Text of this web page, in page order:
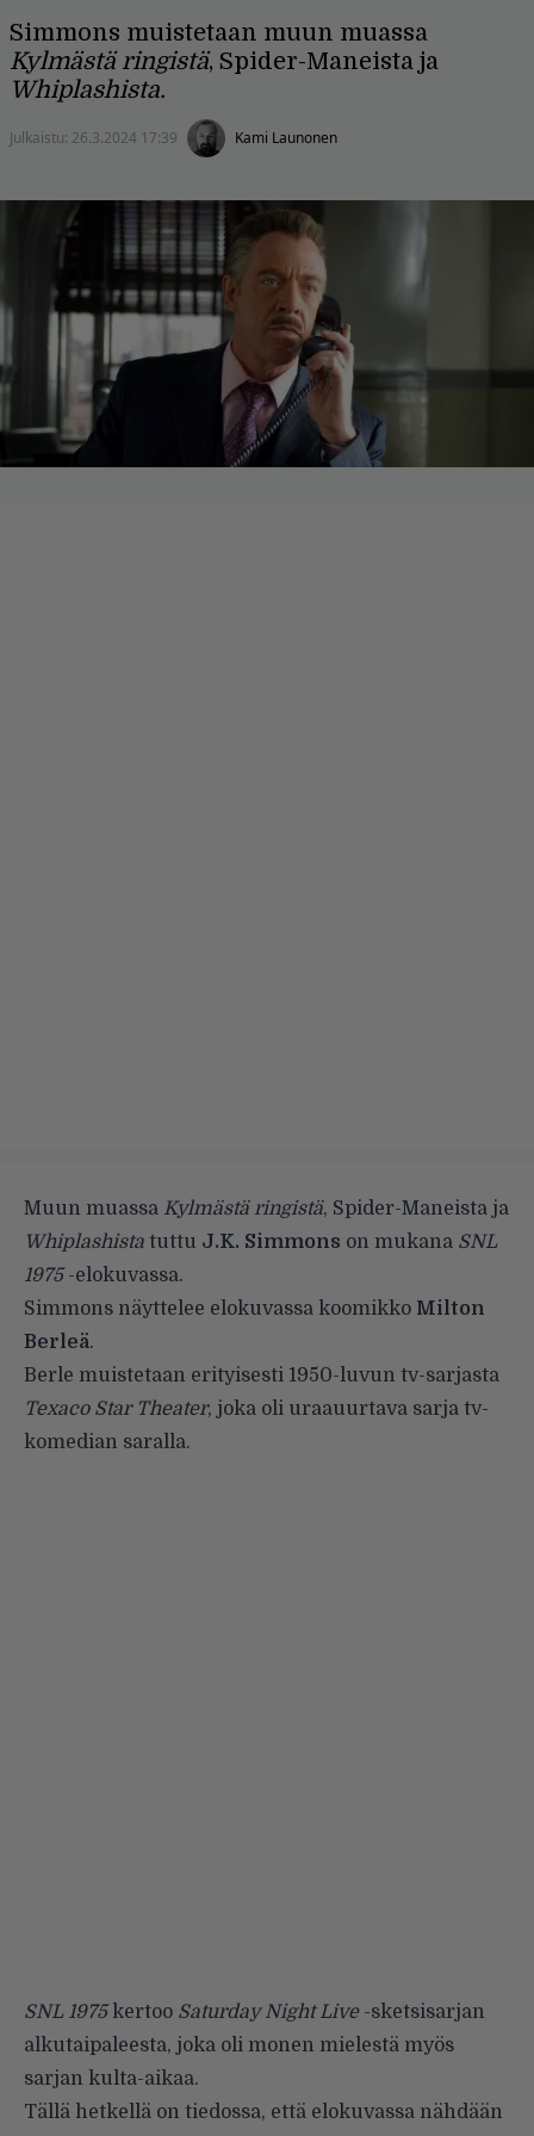
Simmons muistetaan muun muassa
Kylmästä ringistä, Spider-Maneista ja
Whiplashista.
Julkaistu: 26.3.2024 17:39 Kami Launonen
Muun muassa Kylmästä ringistä, Spider-Maneista ja
Whiplashista tuttu J.K. Simmons on mukana SNL
1975-elokuvassa.
Simmons näyttelee elokuvassa koomikko Milton
Berleä.
Berle muistetaan erityisesti 1950-luvun tv-sarjasta
Texaco Star Theater, joka oli uraauurtava sarja tv-
komedian saralla.
SNL 1975kertoo Saturday Night Live-sketsisarjan
alkutaipaleesta, joka oli monen mielestä myös
sarjan kulta-aikaa.
Tällä hetkellä on tiedossa, että elokuvassa nähdään